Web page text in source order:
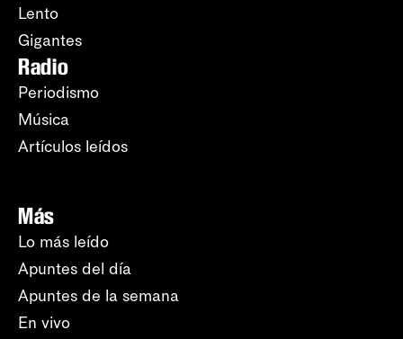
Lento
Gigantes
Radio
Periodismo
Música
Artículos leídos
Más
Lo más leído
Apuntes del día
Apuntes de la semana
En vivo